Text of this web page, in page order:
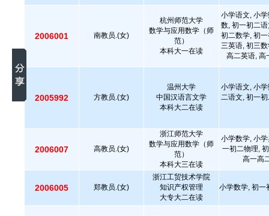
2006001 南教员.(女)
杭州师范大学
数学与应用数学（师
范）
本科大一在读
小学语文, 小
数, 初一初二
初二数学, 初
三英语, 初三
高二英语, 高
2005992 方教员.(女)
温州大学
中国汉语言文学
本科大二在读
小学语文, 小
二语文, 初一
2006007 高教员.(女)
浙江师范大学
数学与应用数学（师
范）
本科大三在读
小学数学, 小
一初二物理,
高一高
2006005 郑教员.(女)
浙江工贸技术学院
知识产权管理
大专大二在读
小学数学, 初一